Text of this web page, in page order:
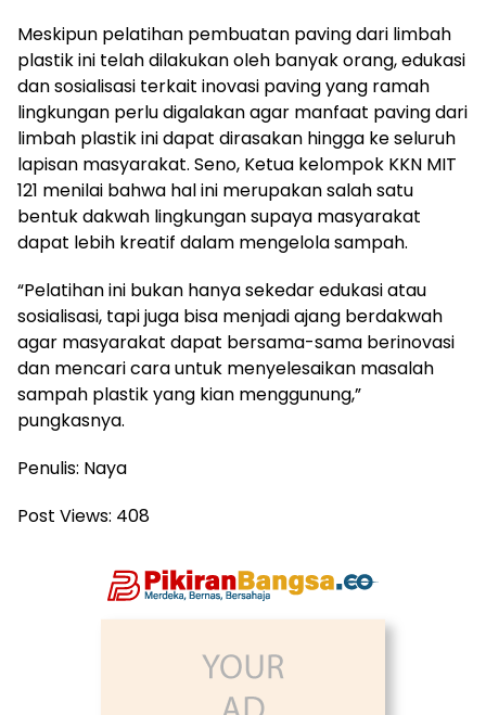
Meskipun pelatihan pembuatan paving dari limbah
plastik ini telah dilakukan oleh banyak orang, edukasi
dan sosialisasi terkait inovasi paving yang ramah
lingkungan perlu digalakan agar manfaat paving dari
limbah plastik ini dapat dirasakan hingga ke seluruh
lapisan masyarakat. Seno, Ketua kelompok KKN MIT
121 menilai bahwa hal ini merupakan salah satu
bentuk dakwah lingkungan supaya masyarakat
dapat lebih kreatif dalam mengelola sampah.
“Pelatihan ini bukan hanya sekedar edukasi atau
sosialisasi, tapi juga bisa menjadi ajang berdakwah
agar masyarakat dapat bersama-sama berinovasi
dan mencari cara untuk menyelesaikan masalah
sampah plastik yang kian menggunung,”
pungkasnya.
Penulis: Naya
Post Views: 408